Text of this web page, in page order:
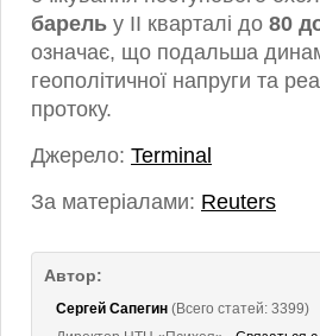
барель у II кварталі до 80
означає, що подальша
геополітичної напруги та
протоку.
Джерело: Terminal
За матеріалами: Reuters
Автор:
Сергей Сапегин (Всего статей: 3399)